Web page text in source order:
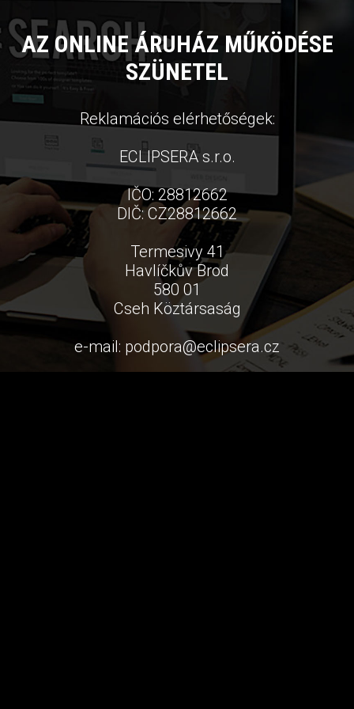
AZ ONLINE ÁRUHÁZ MŰKÖDÉSE
SZÜNETEL
Reklamációs elérhetőségek:
ECLIPSERA s.r.o.
IČO: 28812662
DIČ: CZ28812662
Termesivy 41
Havlíčkův Brod
580 01
Cseh Köztársaság
e-mail: podpora@eclipsera.cz